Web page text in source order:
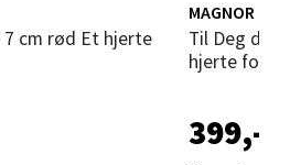
MAGNOR
Til Deg dekorhjerte 7 cm grønn Et
hjerte for
399,-
Shopping
Trondheim